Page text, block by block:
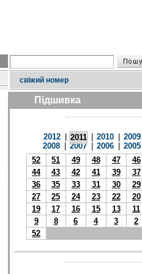
свіжий номер
Підшивка
2012 2011 2010 2009
2008
2007 2006 2005
52
51 49 48 47
46
44
43 42 41 39
37
36
35 33 31 30
29
27
25 24 23 22
20
19
17 16 15 13
11
9
8 6 4 3
2
52